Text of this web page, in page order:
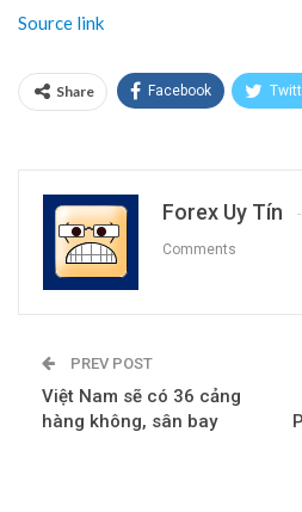
Source link
Share Facebook
Forex Uy Tín
Comments
PREV POST
Việt Nam sẽ có 36 cảng
hàng không, sân bay